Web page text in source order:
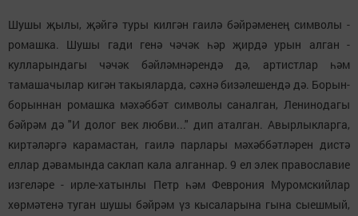
Шушы җылы, җәйгә туры килгән гаилә бәйрәменең символы -
ромашка. Шушы гади генә чәчәк һәр җирдә урын алган -
кулларындагы чәчәк бәйләмнәрендә дә, артистлар һәм
тамашачылар кигән такыяларда, сәхнә бизәлешендә дә. Борын-
борыннан ромашка мәхәббәт символы саналган, Ленинодагы
бәйрәм дә "И долог век любви..." дип аталган. Авырлыкларга,
киртәләргә карамастан, гаилә парлары мәхәббәтләрен дистә
еллар дәвамында саклап кала алганнар. 9 ел элек православие
изгеләре - ирле-хатынлы Петр һәм Феврония Муромскийлар
хөрмәтенә туган шушы бәйрәм үз кысаларына гына сыешмый,